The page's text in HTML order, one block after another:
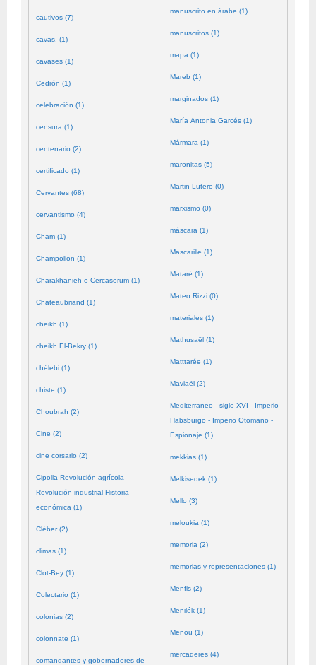
cautivos (7)
cavas. (1)
cavases (1)
Cedrón (1)
celebración (1)
censura (1)
centenario (2)
certificado (1)
Cervantes (68)
cervantismo (4)
Cham (1)
Champolion (1)
Charakhanieh o Cercasorum (1)
Chateaubriand (1)
cheikh (1)
cheikh El-Bekry (1)
chélebi (1)
chiste (1)
Choubrah (2)
Cine (2)
cine corsario (2)
Cipolla Revolución agrícola
Revolución industrial Historia
económica (1)
Cléber (2)
climas (1)
Clot-Bey (1)
Colectario (1)
colonias (2)
colonnate (1)
comandantes y gobernadores de
manuscrito en árabe (1)
manuscritos (1)
mapa (1)
Mareb (1)
marginados (1)
María Antonia Garcés (1)
Mármara (1)
maronitas (5)
Martin Lutero (0)
marxismo (0)
máscara (1)
Mascarille (1)
Mataré (1)
Mateo Rizzi (0)
materiales (1)
Mathusaël (1)
Matttarée (1)
Maviaël (2)
Mediterraneo - siglo XVI - Imperio
Habsburgo - Imperio Otomano -
Espionaje (1)
mekkias (1)
Melkisedek (1)
Mello (3)
meloukia (1)
memoria (2)
memorias y representaciones (1)
Menfis (2)
Menilék (1)
Menou (1)
mercaderes (4)